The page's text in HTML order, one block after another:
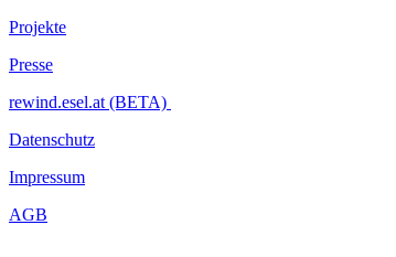
Projekte
Presse
rewind.esel.at (BETA)
Datenschutz
Impressum
AGB